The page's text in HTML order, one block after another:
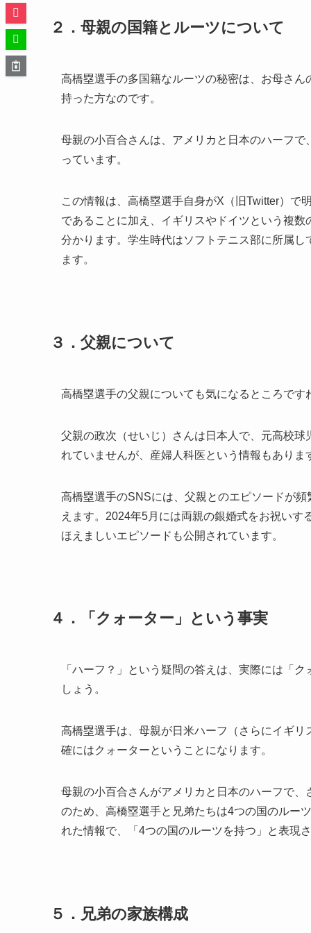
２．母親の国籍とルーツについて
高橋塁選手の多国籍なルーツの秘密は、お母さ
持った方なのです。
母親の小百合さんは、アメリカと日本のハーフ
っています。
この情報は、高橋塁選手自身がX（旧Twitter）で
であることに加え、イギリスやドイツという複
分かります。学生時代はソフトテニス部に所属
ます。
３．父親について
高橋塁選手の父親についても気になるところで
父親の政次（せいじ）さんは日本人で、元高校
れていませんが、産婦人科医という情報もありま
高橋塁選手のSNSには、父親とのエピソードが
えます。2024年5月には両親の銀婚式をお祝い
ほえましいエピソードも公開されています。
４．「クォーター」という事実
「ハーフ？」という疑問の答えは、実際には「
しょう。
高橋塁選手は、母親が日米ハーフ（さらにイギ
確にはクォーターということになります。
母親の小百合さんがアメリカと日本のハーフで
のため、高橋塁選手と兄弟たちは4つの国のルー
れた情報で、「4つの国のルーツを持つ」と表現
５．兄弟の家族構成